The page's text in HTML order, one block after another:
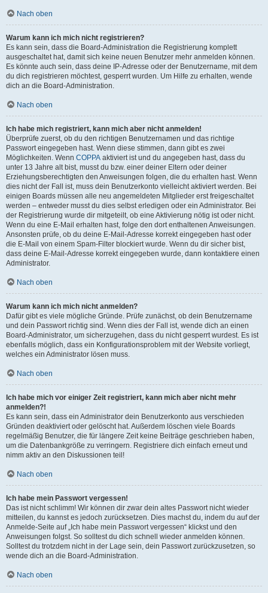
Nach oben
Warum kann ich mich nicht registrieren?
Es kann sein, dass die Board-Administration die Registrierung komplett
ausgeschaltet hat, damit sich keine neuen Benutzer mehr anmelden können.
Es könnte auch sein, dass deine IP-Adresse oder der Benutzername, mit dem
du dich registrieren möchtest, gesperrt wurden. Um Hilfe zu erhalten, wende
dich an die Board-Administration.
Nach oben
Ich habe mich registriert, kann mich aber nicht anmelden!
Überprüfe zuerst, ob du den richtigen Benutzernamen und das richtige
Passwort eingegeben hast. Wenn diese stimmen, dann gibt es zwei
Möglichkeiten. Wenn COPPA aktiviert ist und du angegeben hast, dass du
unter 13 Jahre alt bist, musst du bzw. einer deiner Eltern oder deiner
Erziehungsberechtigten den Anweisungen folgen, die du erhalten hast. Wenn
dies nicht der Fall ist, muss dein Benutzerkonto vielleicht aktiviert werden. Bei
einigen Boards müssen alle neu angemeldeten Mitglieder erst freigeschaltet
werden – entweder musst du dies selbst erledigen oder ein Administrator. Bei
der Registrierung wurde dir mitgeteilt, ob eine Aktivierung nötig ist oder nicht.
Wenn du eine E-Mail erhalten hast, folge den dort enthaltenen Anweisungen.
Ansonsten prüfe, ob du deine E-Mail-Adresse korrekt eingegeben hast oder
die E-Mail von einem Spam-Filter blockiert wurde. Wenn du dir sicher bist,
dass deine E-Mail-Adresse korrekt eingegeben wurde, dann kontaktiere einen
Administrator.
Nach oben
Warum kann ich mich nicht anmelden?
Dafür gibt es viele mögliche Gründe. Prüfe zunächst, ob dein Benutzername
und dein Passwort richtig sind. Wenn dies der Fall ist, wende dich an einen
Board-Administrator, um sicherzugehen, dass du nicht gesperrt wurdest. Es ist
ebenfalls möglich, dass ein Konfigurationsproblem mit der Website vorliegt,
welches ein Administrator lösen muss.
Nach oben
Ich habe mich vor einiger Zeit registriert, kann mich aber nicht mehr
anmelden?!
Es kann sein, dass ein Administrator dein Benutzerkonto aus verschieden
Gründen deaktiviert oder gelöscht hat. Außerdem löschen viele Boards
regelmäßig Benutzer, die für längere Zeit keine Beiträge geschrieben haben,
um die Datenbankgröße zu verringern. Registriere dich einfach erneut und
nimm aktiv an den Diskussionen teil!
Nach oben
Ich habe mein Passwort vergessen!
Das ist nicht schlimm! Wir können dir zwar dein altes Passwort nicht wieder
mitteilen, du kannst es jedoch zurücksetzen. Dies machst du, indem du auf der
Anmelde-Seite auf „Ich habe mein Passwort vergessen“ klickst und den
Anweisungen folgst. So solltest du dich schnell wieder anmelden können.
Solltest du trotzdem nicht in der Lage sein, dein Passwort zurückzusetzen, so
wende dich an die Board-Administration.
Nach oben